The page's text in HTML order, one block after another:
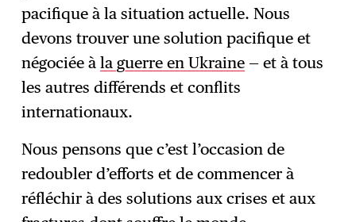
pacifique à la situation actuelle. Nous
devons trouver une solution pacifique et
négociée àla guerre en Ukraine — et à tous
les autres différends et conflits
internationaux.
Nous pensons que c’est l’occasion de
redoubler d’efforts et de commencer à
réfléchir à des solutions aux crises et aux